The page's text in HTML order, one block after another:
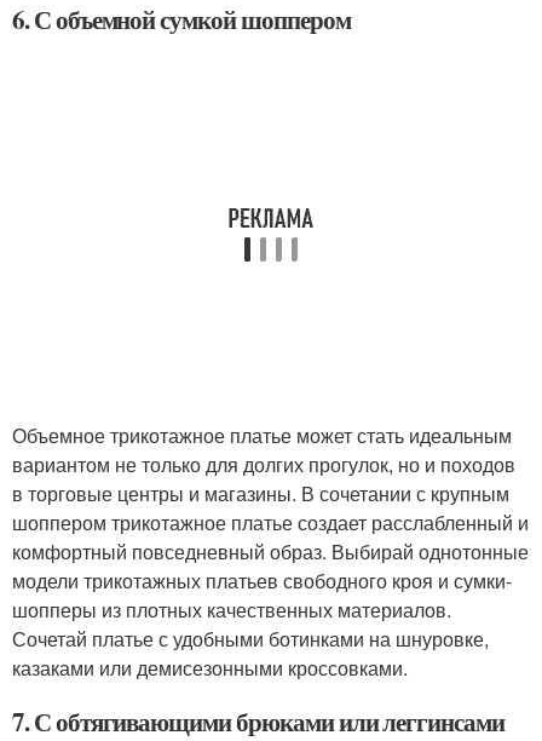
6. С объемной сумкой шоппером
Объемное трикотажное платье может стать идеальным
вариантом не только для долгих прогулок, но и походов
в торговые центры и магазины. В сочетании с крупным
шоппером трикотажное платье создает расслабленный и
комфортный повседневный образ. Выбирай однотонные
модели трикотажных платьев свободного кроя и сумки-
шопперы из плотных качественных материалов.
Сочетай платье с удобными ботинками на шнуровке,
казаками или демисезонными кроссовками.
7. С обтягивающими брюками или леггинсами